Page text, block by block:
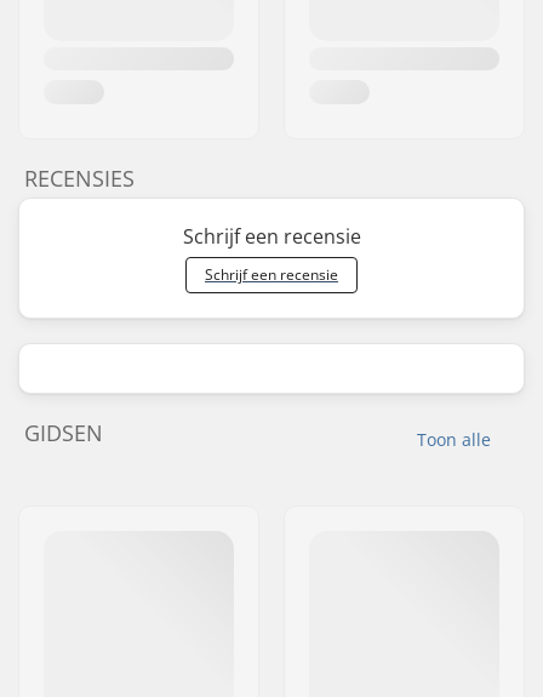
RECENSIES
Schrijf een recensie
Schrijf een recensie
Toon alle
GIDSEN